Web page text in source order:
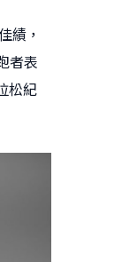
績，
者表
松紀